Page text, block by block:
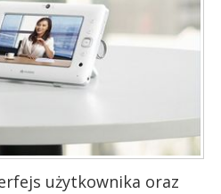
użytkownika oraz